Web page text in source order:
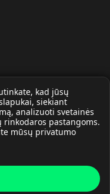
kad jūsų
siekiant
analizuoti svetainės
pastangoms.
mūsų privatumo